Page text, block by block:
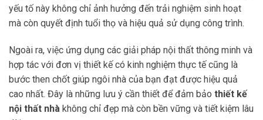
yếu tố này không chỉ ảnh hưởng đến trải nghiệm sinh hoạt
mà còn quyết định tuổi thọ và hiệu quả sử dụng công trình.
Ngoài ra, việc ứng dụng các giải pháp nội thất thông minh và
hợp tác với đơn vị thiết kế có kinh nghiệm thực tế cũng là
bước then chốt giúp ngôi nhà của bạn đạt được hiệu quả
cao nhất. Đây là những lưu ý cần thiết để đảm bảo thiết kế
nội thất nhà không chỉ đẹp mà còn bền vững và tiết kiệm lâu